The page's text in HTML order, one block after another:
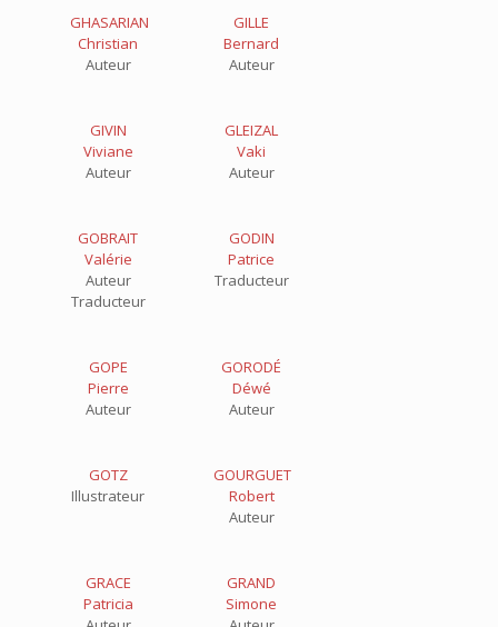
GHASARIAN
Christian
Auteur
GILLE
Bernard
Auteur
GIVIN
Viviane
Auteur
GLEIZAL
Vaki
Auteur
GOBRAIT
Valérie
Auteur
Traducteur
GODIN
Patrice
Traducteur
GOPE
Pierre
Auteur
GORODÉ
Déwé
Auteur
GOTZ
Illustrateur
GOURGUET
Robert
Auteur
GRACE
Patricia
GRAND
Simone